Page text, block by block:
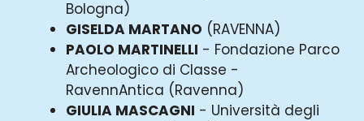
Bologna)
GISELDA MARTANO (RAVENNA)
PAOLO MARTINELLI - Fondazione Parco
Archeologico di Classe -
RavennAntica (Ravenna)
GIULIA MASCAGNI - Università degli